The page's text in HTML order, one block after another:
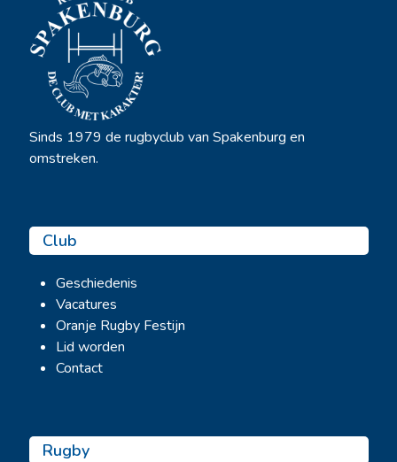
Sinds 1979 de rugbyclub van Spakenburg en
omstreken.
Club
Geschiedenis
Vacatures
Oranje Rugby Festijn
Lid worden
Contact
Rugby